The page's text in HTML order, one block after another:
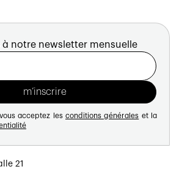
à notre newsletter mensuelle
acceptez les conditions générales et la
21